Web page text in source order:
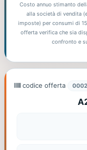
Costo annuo stimanto
alla società di vendita
imposte) per consumi di
offerta verifica che sia
confronto e
codice offerta